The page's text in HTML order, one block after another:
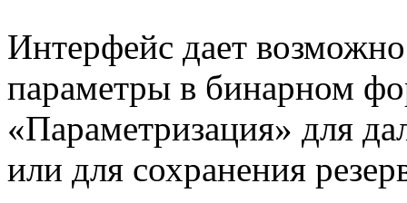
Интерфейс дает
параметры в бинарном
«Параметризация» для
или для сохранения